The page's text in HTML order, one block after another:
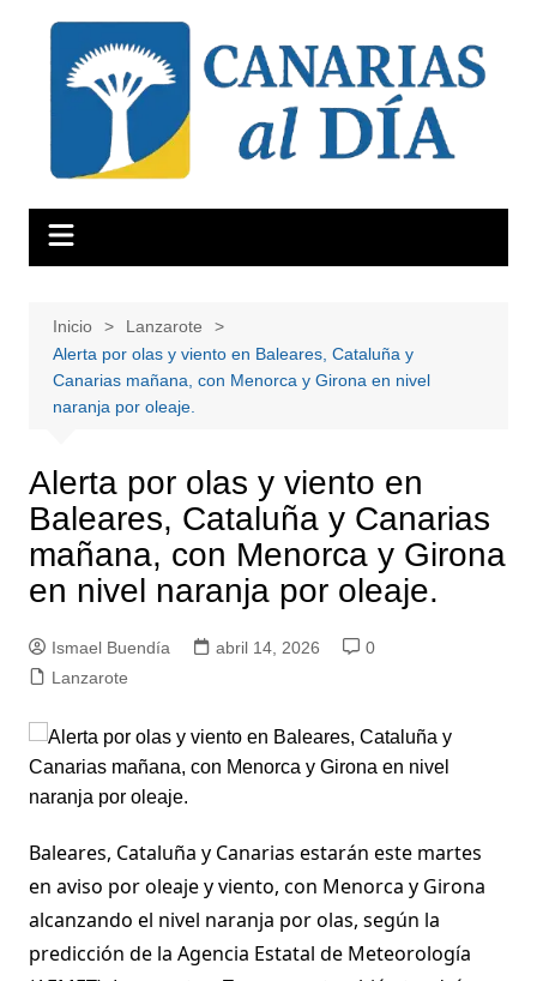
contenido
Inicio
Lanzarote
Alerta por olas y viento en Baleares, Cataluña y
Canarias mañana, con Menorca y Girona en nivel
naranja por oleaje.
Alerta por olas y viento en
Baleares, Cataluña y Canarias
mañana, con Menorca y Girona
en nivel naranja por oleaje.
Ismael Buendía abril 14, 2026
0
Lanzarote
Baleares, Cataluña y Canarias estarán este martes
en aviso por oleaje y viento, con Menorca y Girona
alcanzando el nivel naranja por olas, según la
predicción de la Agencia Estatal de Meteorología